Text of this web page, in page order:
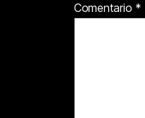
Comentario *